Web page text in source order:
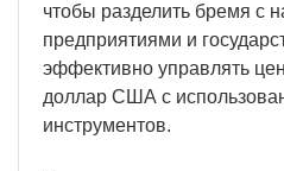
чтобы разделить бремя с
предприятиями и
эффективно управлять
доллар США с
инструментов.